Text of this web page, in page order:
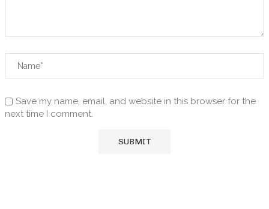
Save my name, email, and website in this browser for the
next time I comment.